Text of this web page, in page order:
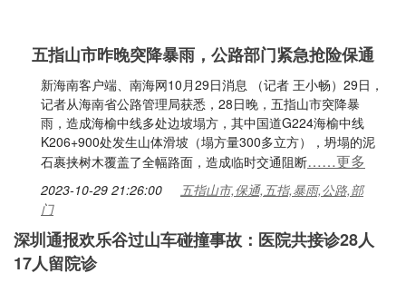
五指山市昨晚突降暴雨，公路部门紧急抢险保通
新海南客户端、南海网10月29日消息 （记者 王小畅）29日，
记者从海南省公路管理局获悉，28日晚，五指山市突降暴
雨，造成海榆中线多处边坡塌方，其中国道G224海榆中线
K206+900处发生山体滑坡（塌方量300多立方），坍塌的泥
石裹挟树木覆盖了全幅路面，造成临时交通阻断……更多
2023-10-29 21:26:00
五指山市,保通,五指,暴雨,公路,部
门
深圳通报欢乐谷过山车碰撞事故：医院共接诊28人
17人留院诊